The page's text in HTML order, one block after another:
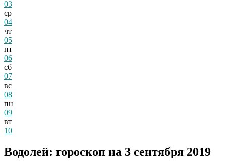
03
ср
04
чт
05
пт
06
сб
07
вс
08
пн
09
вт
10
Водолей: гороскоп на 3 сентября 2019